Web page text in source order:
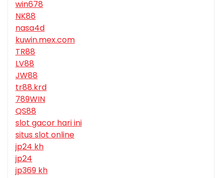
win678
NK88
nasa4d
kuwin.mex.com
TR88
LV88
JW88
tr88.krd
789WIN
QS88
slot gacor hari ini
situs slot online
jp24 kh
jp24
jp369 kh